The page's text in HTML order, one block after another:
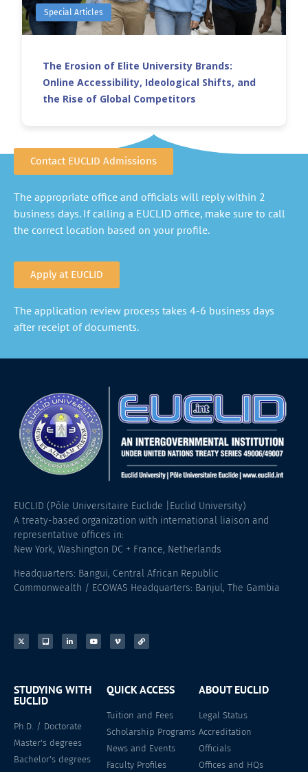
Special Articles
The Erosion of Elite University Brands:
Online Accessibility, Ideological Shifts, and
the Rise of Global Competitors
Contact EUCLID Admissions
The appropriate office and officials will reply within 2
business days. If calling a EUCLID office, make sure to call
the correct location based on your profile.
Apply at EUCLID
The application review process takes 4-6 business days
after receipt of documents.
EUCLID (Pôle Universitaire Euclide |Euclid University)
A treaty-based organization with international liaison and
representative offices in:
New York, Washington DC + France, Netherlands
Headquarters: Bangui, Central African Republic
Commonwealth / ECOWAS Headquarters: Banjul, The Gambia
STUDYING WITH
EUCLID
Ph.D. / Doctorate
Master's degrees
Bachelor's degrees
QUICK ACCESS
Tuition and Fees
Scholarship Programs
News and Events
Faculty Profiles
ABOUT EUCLID
Legal Status
Accreditation
Officials
Offices and HQs